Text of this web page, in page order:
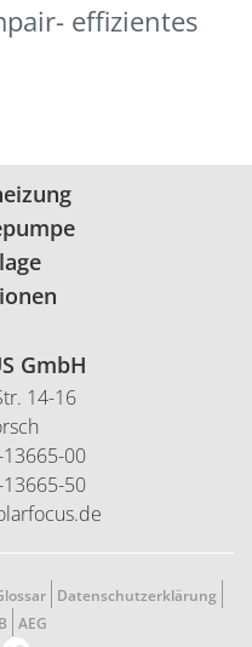
effizientes
GmbH
14-16
00
50
Datenschutzerklärung
AEG